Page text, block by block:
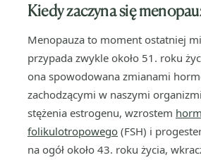
Kiedy zaczyna się
Menopauza to moment ostatniej
przypada zwykle około 51. roku
ona spowodowana zmianami
zachodzącymi w naszymi
stężenia estrogenu, wzrostem
folikulotropowego (FSH) i
na ogół około 43. roku życia,